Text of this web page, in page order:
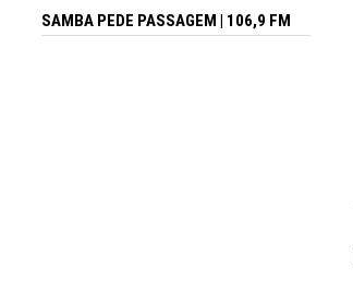
SAMBA PEDE PASSAGEM | 106,9 FM